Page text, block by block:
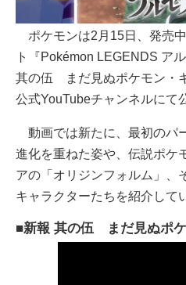
ポケモンは2月15日、発売
ト『Pokémon LEGENDS ア
其の伍 まだ見ぬポケモン・
公式YouTubeチャンネルにて
動画では新たに、最初のパ
進化を重ねた姿や、伝説ポケ
アの「オリジンフォルム」、
キャラクターたちを紹介して
■新報 其の伍 まだ見ぬポ